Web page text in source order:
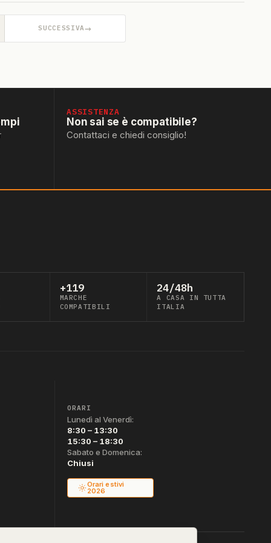
SUCCESSIVA→
ASSISTENZA
Non sai se è compatibile?
Contattaci e chiedi consiglio!
+119
MARCHE
COMPATIBILI
24/48h
A CASA IN TUTTA
ITALIA
ORARI
Lunedì al Venerdì:
8:30 – 13:30
15:30 – 18:30
Sabato e Domenica:
Chiusi
Orari estivi
2026